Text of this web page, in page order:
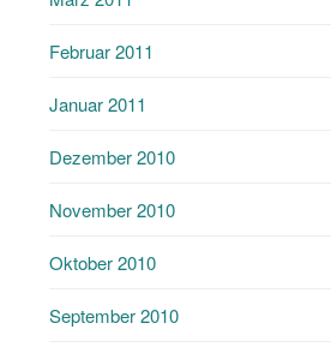
Februar 2011
Januar 2011
Dezember 2010
November 2010
Oktober 2010
September 2010